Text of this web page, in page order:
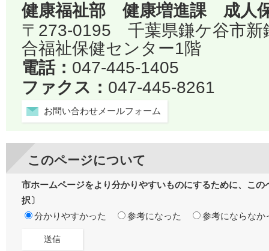
健康福祉部 健康増進課 成人
〒273-0195 千葉県鎌ケ谷市
合福祉保健センター1階
電話： 047-445-1405
ファクス： 047-445-8261
お問い合わせメールフォーム
このページについて
市ホームページをより分かりやすいものにするために、こ
択〕
分かりやすかった
参考になった 参考にならなか